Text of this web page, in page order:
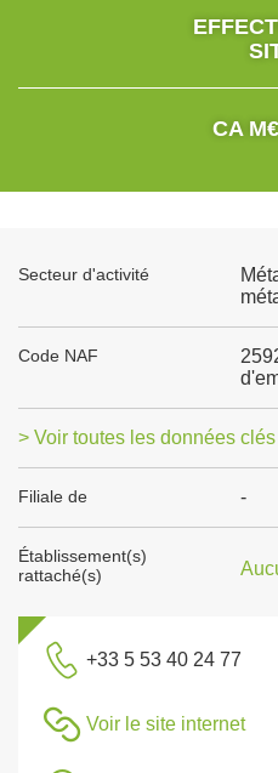
CA M€
Secteur d'activité
Code NAF
> Voir toutes les données clés
Filiale de -
Établissement(s)
rattaché(s)
+33 5 53 40 24 77
Voir le site internet